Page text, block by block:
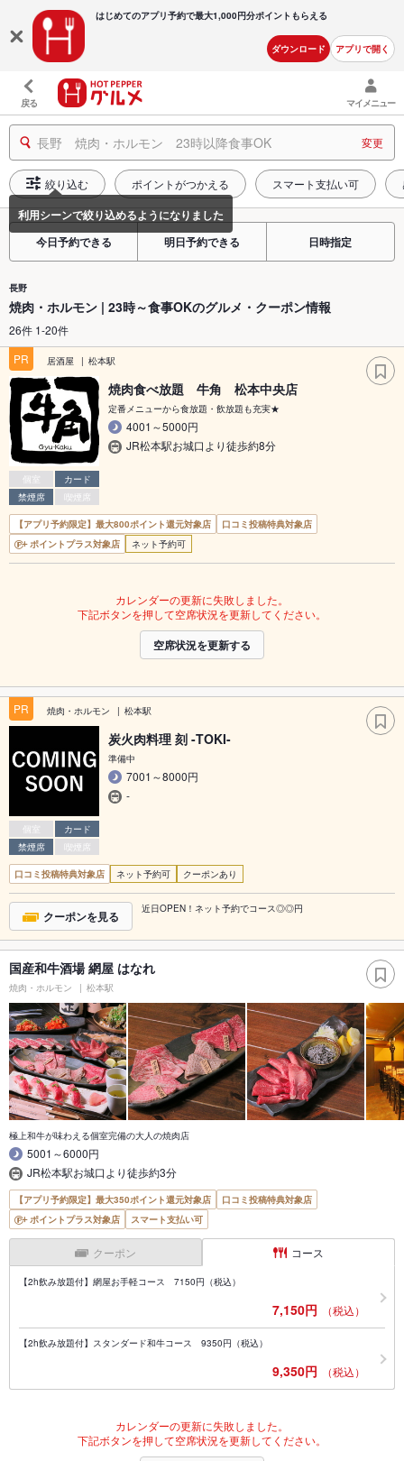
はじめてのアプリ予約で最大1,000円分ポイントもらえる
ダウンロード アプリで開く
戻る マイメニュー
長野 焼肉・ホルモン 23時以降食事OK 変更
絞り込む ポイントがつかえる スマート支払い可
今日予約できる 明日予約できる 日時指定
長野
焼肉・ホルモン | 23時～食事OKのグルメ・クーポン情報
26件 1-20件
PR
居酒屋 松本駅
個室
カード
禁煙席
喫煙席
焼肉食べ放題 牛角 松本中央店
定番メニューから食放題・飲放題も充実★
4001～5000円
JR松本駅お城口より徒歩約8分
【アプリ予約限定】最大800ポイント還元対象店
口コミ投稿特典対象店
ポイントプラス対象店
ネット予約可
カレンダーの更新に失敗しました。
下記ボタンを押して空席状況を更新してください。
空席状況を更新する
PR 焼肉・ホルモン 松本駅
個室
カード
禁煙席
喫煙席
炭火肉料理 刻 -TOKI-
準備中
7001～8000円
-
口コミ投稿特典対象店 ネット予約可 クーポンあり
クーポンを見る 近日OPEN！ネット予約でコース◎◎円
国産和牛酒場 網屋 はなれ
焼肉・ホルモン 松本駅
極上和牛が味わえる個室完備の大人の焼肉店
5001～6000円
JR松本駅お城口より徒歩約3分
【アプリ予約限定】最大350ポイント還元対象店
口コミ投稿特典対象店
ポイントプラス対象店
スマート支払い可
クーポン コース
【2h飲み放題付】網屋お手軽コース 7150円（税込）
7,150円 （税込）
【2h飲み放題付】スタンダード和牛コース 9350円（税込）
9,350円 （税込）
カレンダーの更新に失敗しました。
下記ボタンを押して空席状況を更新してください。